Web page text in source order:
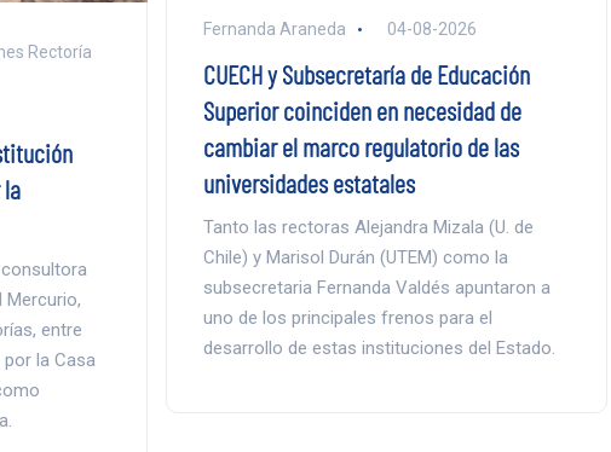
Rectoría
Mercurio,
entre
por la Casa
Fernanda Araneda 04-08-2026
CUECH y Subsecretaría de Educación
Superior coinciden en necesidad de
cambiar el marco regulatorio de las
universidades estatales
Tanto las rectoras Alejandra Mizala (U. de
Chile) y Marisol Durán (UTEM) como la
subsecretaria Fernanda Valdés apuntaron a
uno de los principales frenos para el
desarrollo de estas instituciones del Estado.